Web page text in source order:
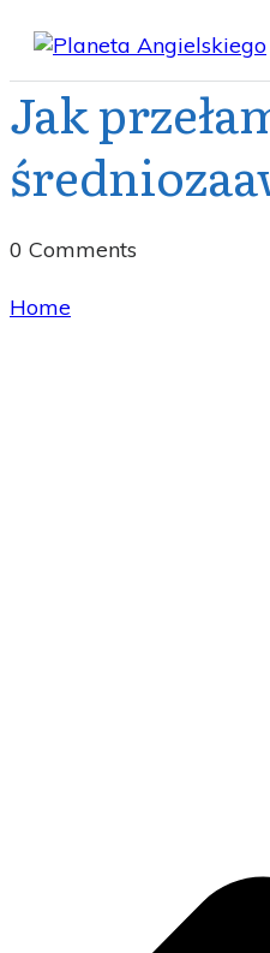
Jak
0 Comments
Home